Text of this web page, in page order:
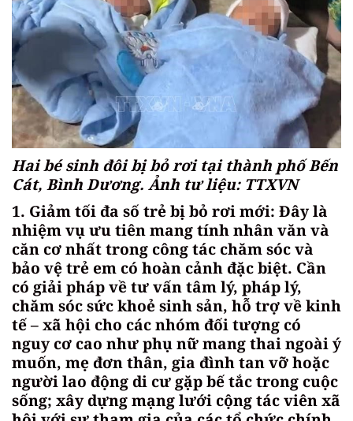
Hai bé sinh đôi bị bỏ rơi tại thành phố Bến
Cát, Bình Dương. Ảnh tư liệu: TTXVN
1. Giảm tối đa số trẻ bị bỏ rơi mới: Đây là
nhiệm vụ ưu tiên mang tính nhân văn và
căn cơ nhất trong công tác chăm sóc và
bảo vệ trẻ em có hoàn cảnh đặc biệt. Cần
có giải pháp về tư vấn tâm lý, pháp lý,
chăm sóc sức khoẻ sinh sản, hỗ trợ về kinh
tế – xã hội cho các nhóm đối tượng có
nguy cơ cao như phụ nữ mang thai ngoài ý
muốn, mẹ đơn thân, gia đình tan vỡ hoặc
người lao động di cư gặp bế tắc trong cuộc
sống; xây dựng mạng lưới cộng tác viên xã